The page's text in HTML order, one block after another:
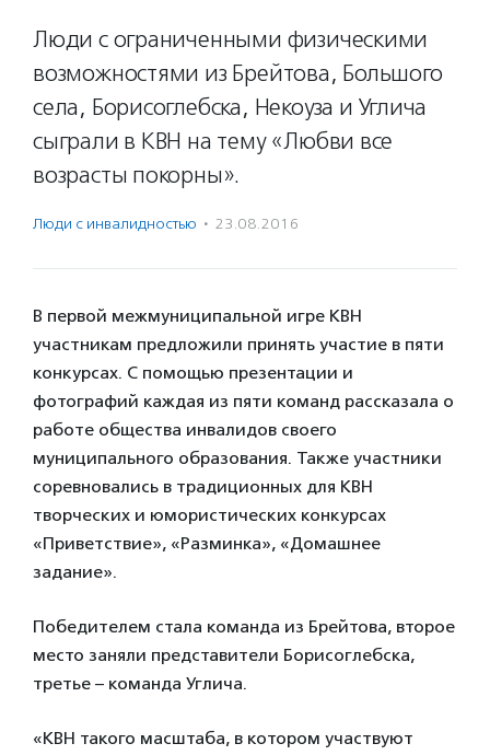
Люди с ограниченными физическими
возможностями из Брейтова, Большого
села, Борисоглебска, Некоуза и Углича
сыграли в КВН на тему «Любви все
возрасты покорны».
Люди с инвалидностью · 23.08.2016
В первой межмуниципальной игре КВН
участникам предложили принять участие в пяти
конкурсах. С помощью презентации и
фотографий каждая из пяти команд рассказала о
работе общества инвалидов своего
муниципального образования. Также участники
соревновались в традиционных для КВН
творческих и юмористических конкурсах
«Приветствие», «Разминка», «Домашнее
задание».
Победителем стала команда из Брейтова, второе
место заняли представители Борисоглебска,
третье – команда Углича.
«КВН такого масштаба, в котором участвуют